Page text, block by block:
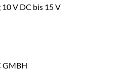
V DC bis 15 V
GMBH